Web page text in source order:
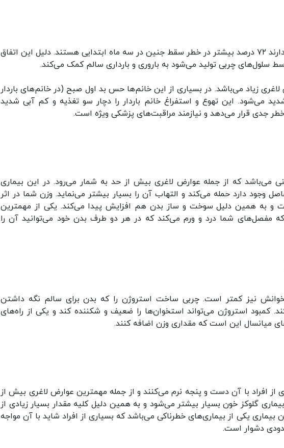
خانم‌هایی که قبل از بارداری BMI پایینی دارند ۷۲ درصد بیشتر در خطر سقط جنین در سه ماه ابتدایی هستند. دلیل این اتفاق
سلول‌های چربی تولید می‌شود به باروری و بارداری سالم کمک می‌کند.
لاغری زیاد می‌باشد. در بسیاری از این خانم‌ها حس بد اول صبح (در خانم‌های باردار
می‌شود. این تهوع و استفراغ خانم باردار را دچار سو تغذیه و کم آبی شدید
جدی قرار می‌دهد و نیازمند مراقبت‌های پزشکی ویژه است.
می‌باشد که از جمله عوارض لاغری بیش از حد به شمار می‌رود. در این بیماری
وجود دارد حمله می‌کند و التهاب آن را بسیار بیشتر می‌نماید. وزن شما در اثر
و به همین دلیل سوخت و ساز بدن هم افزایش پیدا می‌کند. یکی از مهمترین
مفصل‌های شما درد و ورم می‌کند که در هر دو طرف بدن خود می‌توانید آن را
نیز کمتر است. چربی ساخت استروژن را که بدن برای سالم نگه داشتن
کمبود استروژن می‌تواند استخوان‌ها را ضعیف و شکننده کند و یکی از راه‌های
میانسال این است که مقداری وزن اضافه کنند.
از افراد با آن دست و پنجه نرم می‌کنند و از جمله مهمترین عوارض لاغری بیش از
گلوکز خون بسیار بیشتر می‌شود و به همین دلیل کلیه مقدار بسیار زیادی از
بیماری یکی از بیماری‌های خطرناکی می‌باشد که بسیاری از افراد شاید با آن مواجه
دشوار است.